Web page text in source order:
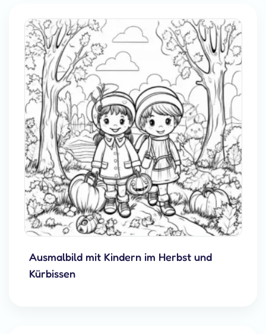
Ausmalbild mit Kindern im Herbst und
Kürbissen